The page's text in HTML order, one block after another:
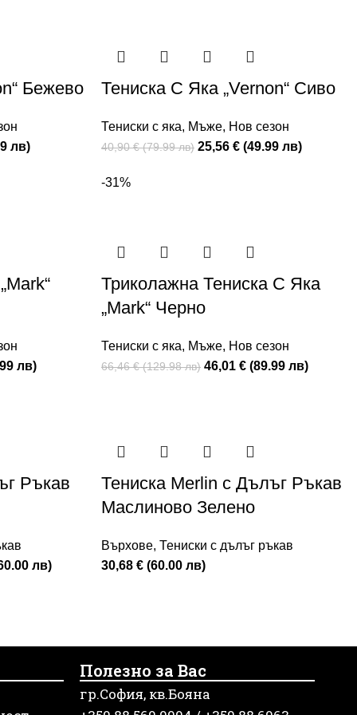
Бежево
лв)
Тениска С Яка „Vernon“ Сиво
Тениски с яка, Мъже, Нов сезон
40,90 € (79.99 лв) 25,56 € (49.99 лв)
лв)
-31%
Триколажна Тениска С Яка
„Mark“ Черно
Тениски с яка, Мъже, Нов сезон
66,46 € (129.98 лв) 46,01 € (89.99 лв)
Ръкав
лв)
Тениска Merlin с Дълъг Ръкав
Маслиново Зелено
Върхове, Тениски с дълъг ръкав
30,68 € (60.00 лв)
Полезно за Вас
гр.София, кв.Бояна